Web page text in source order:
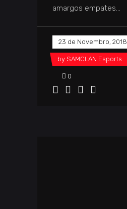
amargos empates
23 de Novembro, 2018
by SAMCLAN Esports
0